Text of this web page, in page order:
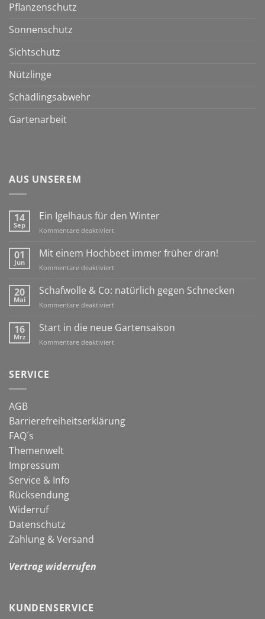
Pflanzenschutz
Sonnenschutz
Sichtschutz
Nützlinge
Schädlingsabwehr
Gartenarbeit
AUS UNSEREM
14
Sep
Ein Igelhaus für den Winter
Kommentare deaktiviertfür
Igelhaus
den
01
Jun
Mit einem Hochbeet immer früher dran!
Kommentare deaktiviertfür
einem
immer
dran!
20
Mai
Schafwolle & Co: natürlich gegen Schnecken
Kommentare deaktiviertfür
&
natürlich
16
Mrz
Start in die neue Gartensaison
Kommentare deaktiviertfür
SERVICE
AGB
Barrierefreiheitserklärung
FAQ´s
Themenwelt
Impressum
Service & Info
Rücksendung
Widerruf
Datenschutz
Zahlung & Versand
Vertrag widerrufen
KUNDENSERVICE